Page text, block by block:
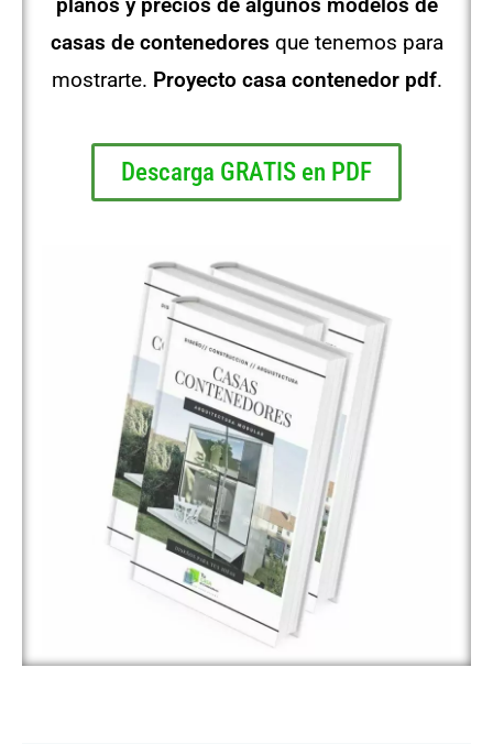
casas de contenedores que tenemos para
mostrarte. Proyecto casa contenedor pdf.
Descarga GRATIS en PDF